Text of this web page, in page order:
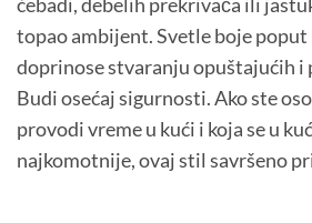
ćebadi, debelih prekrivača ili
topao ambijent. Svetle boje poput
doprinose stvaranju opuštajućih i
Budi osećaj sigurnosti. Ako ste
provodi vreme u kući i koja se u
najkomotnije, ovaj stil savršeno